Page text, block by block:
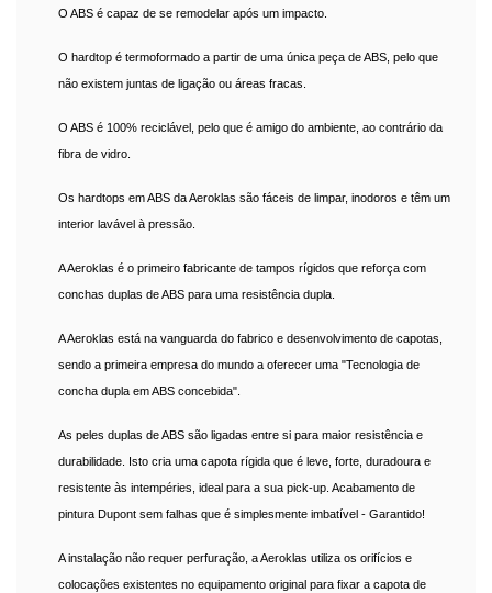
O ABS é capaz de se remodelar após um impacto.
O hardtop é termoformado a partir de uma única peça de ABS, pelo que
não existem juntas de ligação ou áreas fracas.
O ABS é 100% reciclável, pelo que é amigo do ambiente, ao contrário da
fibra de vidro.
Os hardtops em ABS da Aeroklas são fáceis de limpar, inodoros e têm um
interior lavável à pressão.
A Aeroklas é o primeiro fabricante de tampos rígidos que reforça com
conchas duplas de ABS para uma resistência dupla.
A Aeroklas está na vanguarda do fabrico e desenvolvimento de capotas,
sendo a primeira empresa do mundo a oferecer uma "Tecnologia de
concha dupla em ABS concebida".
As peles duplas de ABS são ligadas entre si para maior resistência e
durabilidade. Isto cria uma capota rígida que é leve, forte, duradoura e
resistente às intempéries, ideal para a sua pick-up. Acabamento de
pintura Dupont sem falhas que é simplesmente imbatível - Garantido!
A instalação não requer perfuração, a Aeroklas utiliza os orifícios e
colocações existentes no equipamento original para fixar a capota de